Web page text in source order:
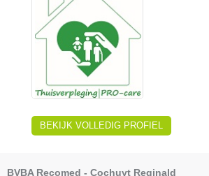
BEKIJK VOLLEDIG PROFIEL
BVBA Recomed - Cochuyt Reginald